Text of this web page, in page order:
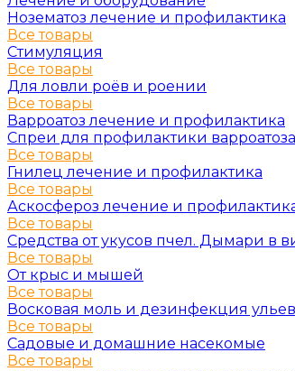
Нозематоз лечение и профилактика
Все товары
Стимуляция
Все товары
Для ловли роёв и роении
Все товары
Варроатоз лечение и профилактика
Спреи для профилактики варроатоза
Все товары
Гнилец лечение и профилактика
Все товары
Аскосфероз лечение и
Все товары
Средства от укусов пчел. Дымари в
Все товары
От крыс и мышей
Все товары
Восковая моль и дезинфекция ульев
Все товары
Садовые и домашние насекомые
Все товары